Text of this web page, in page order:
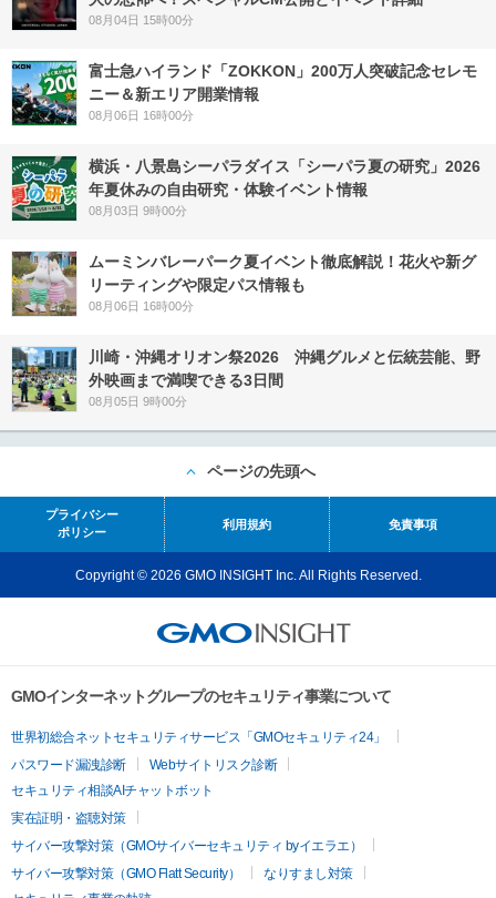
08月04日 15時00分
富士急ハイランド「ZOKKON」200万人突破記念セレモ
ニー＆新エリア開業情報
08月06日 16時00分
横浜・八景島シーパラダイス「シーパラ夏の研究」2026
年夏休みの自由研究・体験イベント情報
08月03日 9時00分
ムーミンバレーパーク夏イベント徹底解説！花火や新グ
リーティングや限定パス情報も
08月06日 16時00分
川崎・沖縄オリオン祭2026 沖縄グルメと伝統芸能、野
外映画まで満喫できる3日間
08月05日 9時00分
ページの先頭へ
プライバシー
ポリシー
利用規約 免責事項
Copyright © 2026 GMO INSIGHT Inc. All Rights Reserved.
GMOインターネットグループのセキュリティ事業について
世界初総合ネットセキュリティサービス「GMOセキュリティ24」
パスワード漏洩診断
Webサイトリスク診断
セキュリティ相談AIチャットボット
実在証明・盗聴対策
サイバー攻撃対策（GMOサイバーセキュリティ byイエラエ）
サイバー攻撃対策（GMO Flatt Security）
なりすまし対策